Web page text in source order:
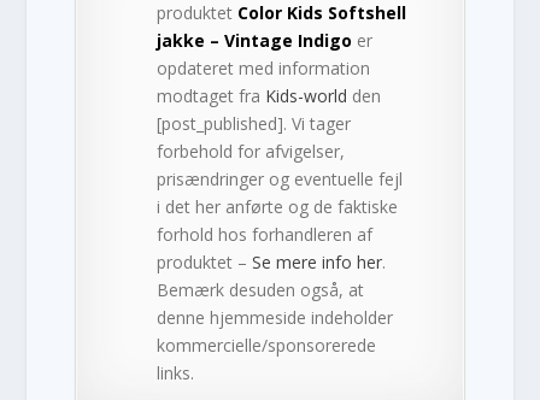
produktet Color Kids Softshell
jakke – Vintage Indigo er
opdateret med information
modtaget fra Kids-world den
[post_published]. Vi tager
forbehold for afvigelser,
prisændringer og eventuelle fejl
i det her anførte og de faktiske
forhold hos forhandleren af
produktet –Se mere info her.
Bemærk desuden også, at
denne hjemmeside indeholder
kommercielle/sponsorerede
links.